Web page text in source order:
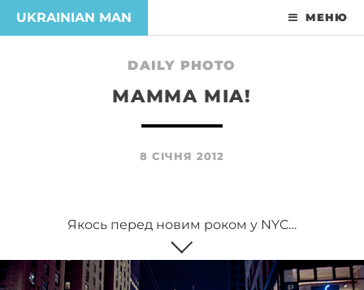
UKRAINIAN MAN МЕНЮ
DAILY PHOTO
MAMMA MIA!
8 СІЧНЯ 2012
Якось перед новим роком у NYC…